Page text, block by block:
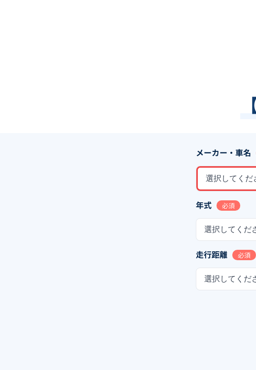
メーカー・車名
選択してくだ
年式 必須
選択してくだ
走行距離 必須
選択してくだ